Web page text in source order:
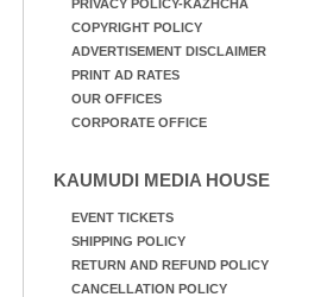
PRIVACY POLICY-KAZHCHA
COPYRIGHT POLICY
ADVERTISEMENT DISCLAIMER
PRINT AD RATES
OUR OFFICES
CORPORATE OFFICE
KAUMUDI MEDIA HOUSE
EVENT TICKETS
SHIPPING POLICY
RETURN AND REFUND POLICY
CANCELLATION POLICY